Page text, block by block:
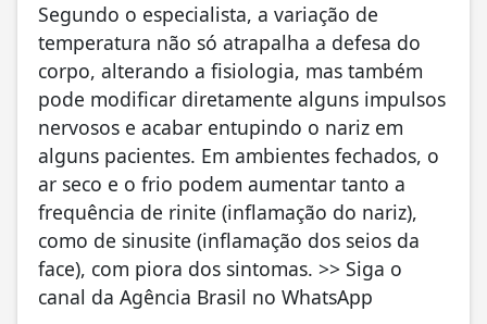
Segundo o especialista, a variação de
temperatura não só atrapalha a defesa do
corpo, alterando a fisiologia, mas também
pode modificar diretamente alguns impulsos
nervosos e acabar entupindo o nariz em
alguns pacientes. Em ambientes fechados, o
ar seco e o frio podem aumentar tanto a
frequência de rinite (inflamação do nariz),
como de sinusite (inflamação dos seios da
face), com piora dos sintomas. >> Siga o
canal da Agência Brasil no WhatsApp